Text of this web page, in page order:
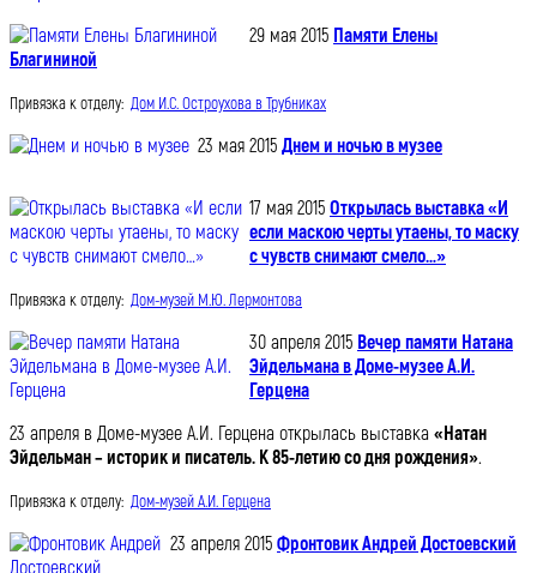
29 мая 2015 Памяти Елены
Благининой
Привязка к отделу: Дом И.С. Остроухова в Трубниках
23 мая 2015 Днем и ночью в музее
17 мая 2015 Открылась выставка «И
если маскою черты утаены, то маску
с чувств снимают смело…»
Привязка к отделу: Дом-музей М.Ю. Лермонтова
30 апреля 2015 Вечер памяти Натана
Эйдельмана в Доме-музее А.И.
Герцена
23 апреля в Доме-музее А.И. Герцена открылась выставка «Натан
Эйдельман – историк и писатель. К 85-летию со дня рождения».
Привязка к отделу: Дом-музей А.И. Герцена
23 апреля 2015 Фронтовик Андрей Достоевский